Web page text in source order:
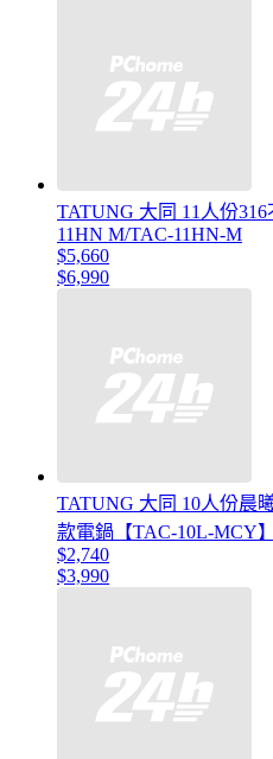
TATUNG 大同 11人份
11HN M/TAC-11HN-M
$5,660
$6,990
TATUNG 大同 10人份晨
款電鍋【TAC-10L-MCY】
$2,740
$3,990